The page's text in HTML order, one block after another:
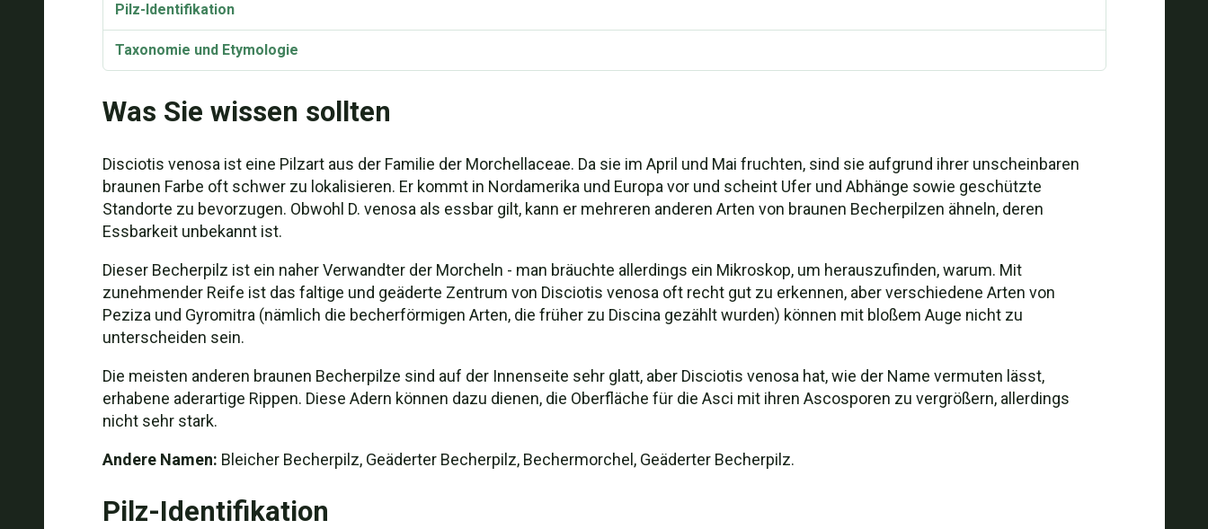
Pilz-Identifikation
Taxonomie und Etymologie
Was Sie wissen sollten
Disciotis venosa ist eine Pilzart aus der Familie der Morchellaceae. Da sie im April und Mai fruchten, sind sie aufgrund ihrer unscheinbaren
braunen Farbe oft schwer zu lokalisieren. Er kommt in Nordamerika und Europa vor und scheint Ufer und Abhänge sowie geschützte
Standorte zu bevorzugen. Obwohl D. venosa als essbar gilt, kann er mehreren anderen Arten von braunen Becherpilzen ähneln, deren
Essbarkeit unbekannt ist.
Dieser Becherpilz ist ein naher Verwandter der Morcheln - man bräuchte allerdings ein Mikroskop, um herauszufinden, warum. Mit
zunehmender Reife ist das faltige und geäderte Zentrum von Disciotis venosa oft recht gut zu erkennen, aber verschiedene Arten von
Peziza und Gyromitra (nämlich die becherförmigen Arten, die früher zu Discina gezählt wurden) können mit bloßem Auge nicht zu
unterscheiden sein.
Die meisten anderen braunen Becherpilze sind auf der Innenseite sehr glatt, aber Disciotis venosa hat, wie der Name vermuten lässt,
erhabene aderartige Rippen. Diese Adern können dazu dienen, die Oberfläche für die Asci mit ihren Ascosporen zu vergrößern, allerdings
nicht sehr stark.
Andere Namen: Bleicher Becherpilz, Geäderter Becherpilz, Bechermorchel, Geäderter Becherpilz.
Pilz-Identifikation